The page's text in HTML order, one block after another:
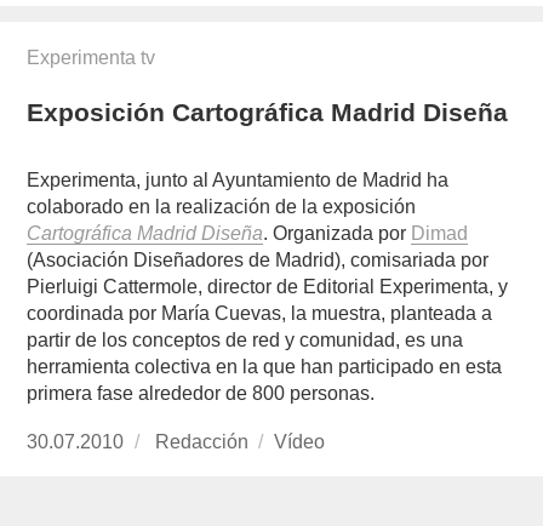
Experimenta tv
Exposición Cartográfica Madrid Diseña
Experimenta, junto al Ayuntamiento de Madrid ha
colaborado en la realización de la exposición
Cartográfica Madrid Diseña. Organizada por Dimad
(Asociación Diseñadores de Madrid), comisariada por
Pierluigi Cattermole, director de Editorial Experimenta, y
coordinada por María Cuevas, la muestra, planteada a
partir de los conceptos de red y comunidad, es una
herramienta colectiva en la que han participado en esta
primera fase alrededor de 800 personas.
Publicado
30.07.2010 https://www.experimenta.es/author/redaccion/
Redacción Formato
Vídeo